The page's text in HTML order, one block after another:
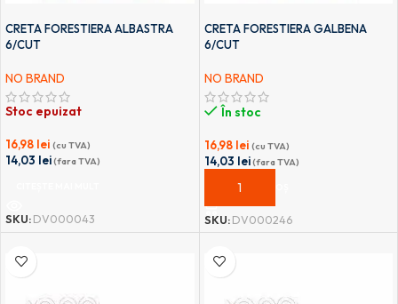
CRETA FORESTIERA ALBASTRA
6/CUT
NO BRAND
Stoc epuizat
16,98 lei (cu TVA)
14,03 lei(fara TVA)
SKU:DV000043
CRETA FORESTIERA GALBENA
6/CUT
NO BRAND
În stoc
16,98 lei (cu TVA)
14,03 lei(fara TVA)
ADAUGĂ ÎN COȘ
SKU:DV000246